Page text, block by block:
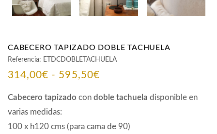
CABECERO TAPIZADO DOBLE TACHUELA
Referencia: ETDCDOBLETACHUELA
314,00€ - 595,50€Rango
de
desde
Cabecero tapizado con doble tachuela disponible en
varias medidas:
100 x h120 cms (para cama de 90)